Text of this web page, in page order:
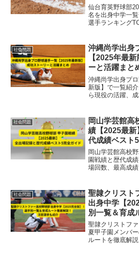
【必見】
仙台育英野球部
名を出身中学一
選手ランキング
社会問題
沖縄尚学出身
【2025年最
ーと活躍まと
沖縄尚学出身プ
新版】で一覧紹
ら現役の活躍、
社会問題
岡山学芸館高
績【2025最新
代成績ベスト
岡山学芸館高校
園戦績と歴代成
場回数、最高成
社会問題
聖隷クリスト
出身中学【
別一覧＆育成
目選手も紹介
聖隷クリストフ
夏甲子園メンバ
ルートを徹底解